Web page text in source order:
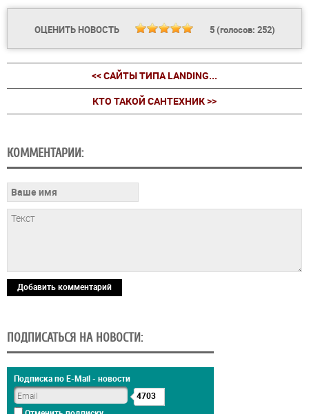
ОЦЕНИТЬ НОВОСТЬ 5(голосов: 252)
<< САЙТЫ ТИПА LANDING...
КТО ТАКОЙ САНТЕХНИК >>
КОММЕНТАРИИ:
Добавить комментарий
ПОДПИСАТЬСЯ НА НОВОСТИ:
Подписка по E-Mail - новости
4703